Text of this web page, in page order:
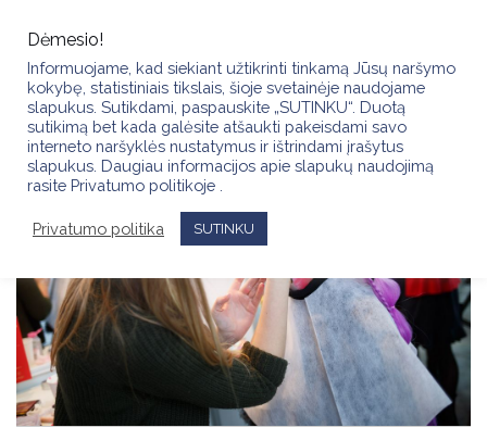
content
Dėmesio!
Informuojame, kad siekiant užtikrinti tinkamą Jūsų naršymo
kokybę, statistiniais tikslais, šioje svetainėje naudojame
slapukus. Sutikdami, paspauskite „SUTINKU“. Duotą
sutikimą bet kada galėsite atšaukti pakeisdami savo
interneto naršyklės nustatymus ir ištrindami įrašytus
slapukus. Daugiau informacijos apie slapukų naudojimą
rasite Privatumo politikoje .
Privatumo politika SUTINKU